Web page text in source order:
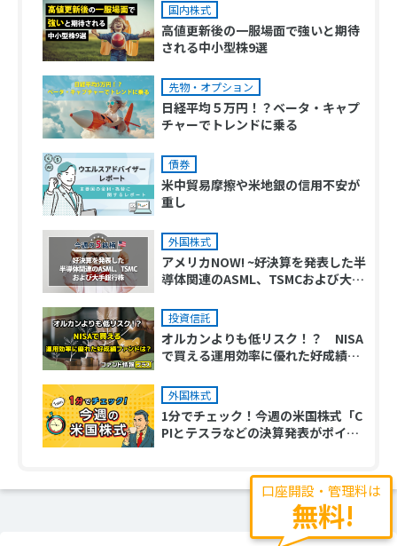
国内株式
高値更新後の一服場面で強いと期待
される中小型株9選
先物・オプション
日経平均５万円！？ベータ・キャプ
チャーでトレンドに乗る
債券
米中貿易摩擦や米地銀の信用不安が
重し
外国株式
アメリカNOW! ~好決算を発表した半
導体関連のASML、TSMCおよび大手
投資信託
オルカンよりも低リスク！？ NISA
で買える運用効率に優れた好成績フ
外国株式
1分でチェック！今週の米国株式「C
PIとテスラなどの決算発表がポイン
口座開設・管理料は
無料!